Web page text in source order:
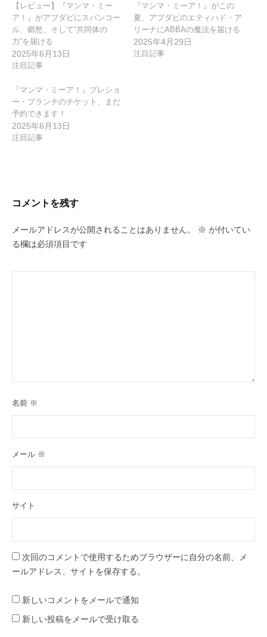
ン
【レビュー】『マンマ・ミー
ア！』がアブダビにスパンコー
ル、郷愁、そして“共同体の
力”を届ける
2025年6月13日
注目記事
『マンマ・ミーア！』がこの
夏、アブダビのエティハド・ア
リーナにABBAの魔法を届ける
2025年4月29日
注目記事
『マンマ・ミーア！』プレショ
ー・ブランチのチケット、まだ
予約できます！
2025年6月13日
注目記事
コメントを残す
メールアドレスが公開されることはありません。 ※ が付いてい
る欄は必須項目です
名前 ※
メール ※
サイト
次回のコメントで使用するためブラウザーに自分の名前、メ
ールアドレス、サイトを保存する。
新しいコメントをメールで通知
新しい投稿をメールで受け取る